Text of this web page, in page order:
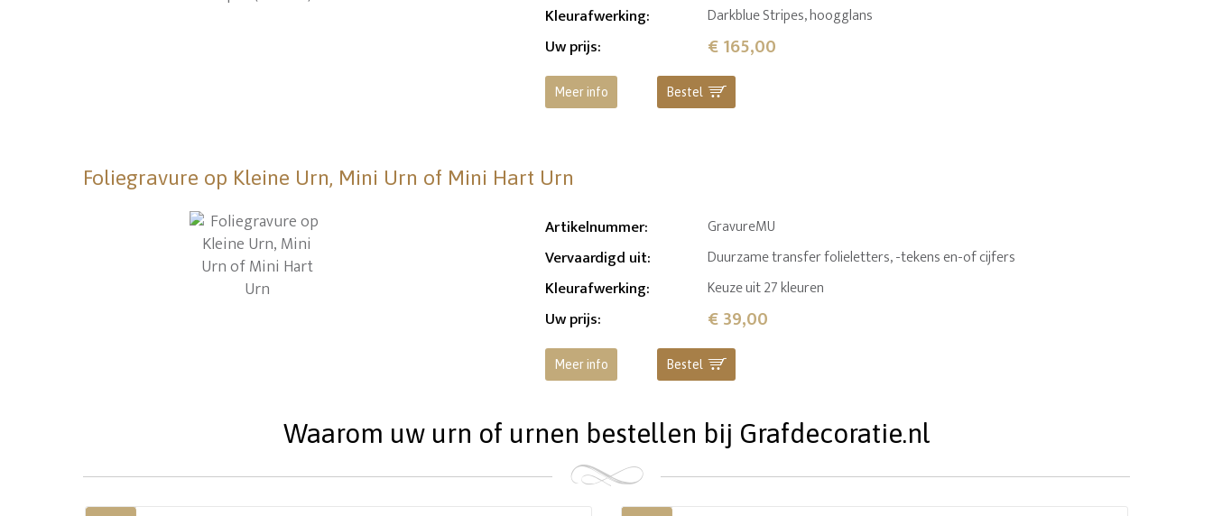
Kleurafwerking: Darkblue Stripes, hoogglans
Uw prijs: € 165,00
Meer info Bestel
Foliegravure op Kleine Urn, Mini Urn of Mini Hart Urn
Artikelnummer: GravureMU
Vervaardigd uit: Duurzame transfer folieletters, -tekens en-of cijfers
Kleurafwerking: Keuze uit 27 kleuren
Uw prijs: € 39,00
Meer info Bestel
Waarom uw urn of urnen bestellen bij Grafdecoratie.nl